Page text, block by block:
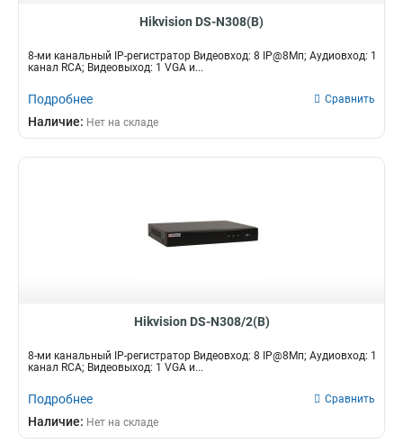
Hikvision DS-N308(B)
8-ми канальный IP-регистратор Видеовход: 8 IP@8Мп; Аудиовход: 1
канал RCA; Видеовыход: 1 VGA и...
Подробнее Сравнить
Наличие: Нет на складе
Hikvision DS-N308/2(B)
8-ми канальный IP-регистратор Видеовход: 8 IP@8Мп; Аудиовход: 1
канал RCA; Видеовыход: 1 VGA и...
Подробнее Сравнить
Наличие: Нет на складе